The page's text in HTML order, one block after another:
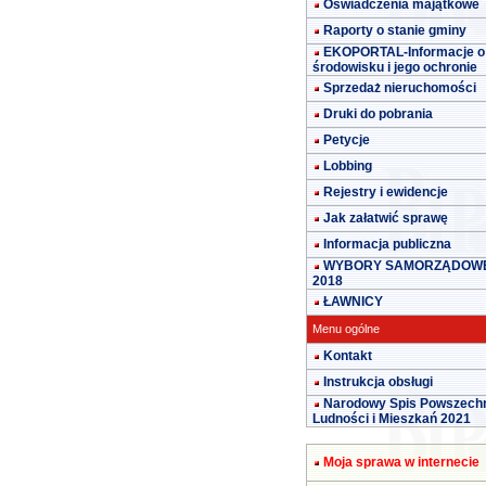
Oświadczenia majątkowe
Raporty o stanie gminy
EKOPORTAL-Informacje o
środowisku i jego ochronie
Sprzedaż nieruchomości
Druki do pobrania
Petycje
Lobbing
Rejestry i ewidencje
Jak załatwić sprawę
Informacja publiczna
WYBORY
2018
ŁAWNICY
Menu ogólne
Kontakt
Instrukcja obsługi
Narodowy Spis
Ludności i Mieszkań 2021
Moja sprawa w internecie